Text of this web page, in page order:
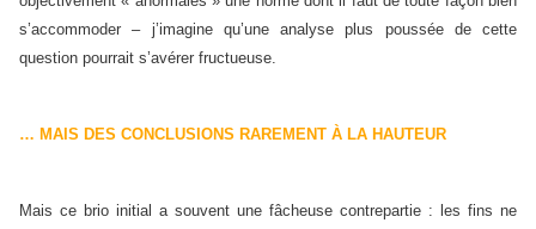
s’accommoder – j’imagine qu’une analyse plus poussée de cette
question pourrait s’avérer fructueuse.
… MAIS DES CONCLUSIONS RAREMENT À LA HAUTEUR
Mais ce brio initial a souvent une fâcheuse contrepartie : les fins ne